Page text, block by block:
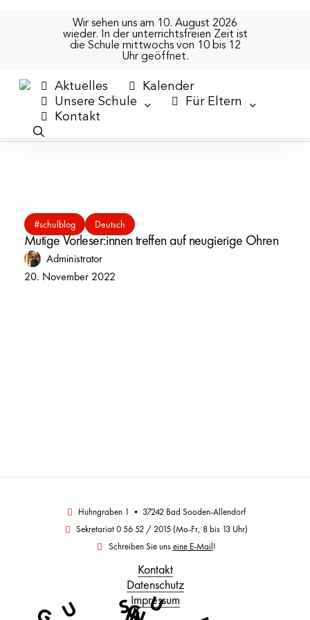
Wir sehen uns am 10. August 2026
wieder. In der unterrichtsfreien Zeit ist
die Schule mittwochs von 10 bis 12
Uhr geöffnet.
Aktuelles
Kalender
Unsere Schule
Für Eltern
Konta kt
Tag
Lesen
Mutige
Vorleser:innen
treffen
auf
#schulblog Deutsch
Mutige Vorleser:innen treffen auf neugierige Ohren
Administrator
20. November 2022
Huhngraben 1 • 37242 Bad Sooden-Allendorf
Sekretariat 0 56 52 / 2015 (Mo-Fr, 8 bis 13 Uhr)
Schreiben Sie unseine E-Mail!
Kontakt
Datenschutz
Impressum
U SCU